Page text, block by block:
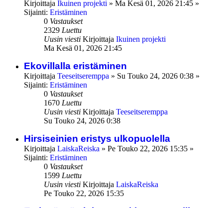
Kirjoittaja Ikuinen projekti » Ma Kesä 01, 2026 21:45 »
Sijainti: Eristäminen
0 Vastaukset
2329 Luettu
Uusin viesti Kirjoittaja Ikuinen projekti
Ma Kesä 01, 2026 21:45
Ekovillalla eristäminen
Kirjoittaja Teeseitseremppa » Su Touko 24, 2026 0:38 »
Sijainti: Eristäminen
0 Vastaukset
1670 Luettu
Uusin viesti Kirjoittaja Teeseitseremppa
Su Touko 24, 2026 0:38
Hirsiseinien eristys ulkopuolella
Kirjoittaja LaiskaReiska » Pe Touko 22, 2026 15:35 »
Sijainti: Eristäminen
0 Vastaukset
1599 Luettu
Uusin viesti Kirjoittaja LaiskaReiska
Pe Touko 22, 2026 15:35